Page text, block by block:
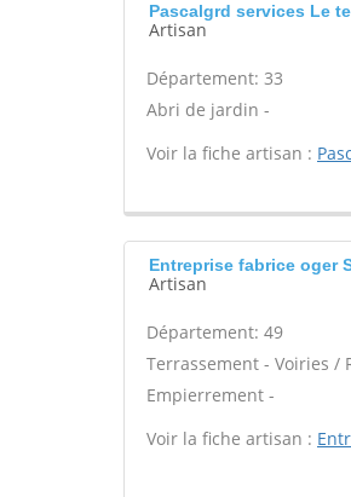
Pascalgrd services Le
Artisan
Département: 33
Abri de jardin -
Voir la fiche artisan :
Entreprise fabrice oger
Artisan
Département: 49
Terrassement - Voiries /
Empierrement -
Voir la fiche artisan :